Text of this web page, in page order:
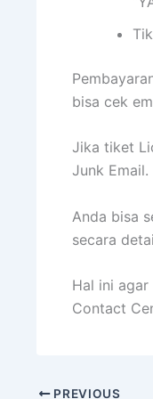
bisa cek
Jika tiket
Junk
Anda bisa
secara
Hal ini
Contact
PREVIOUS